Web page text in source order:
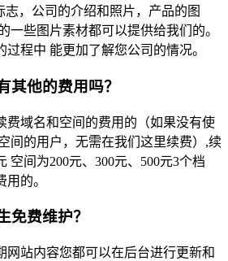
志，公司的介绍和照片，产品的图
一些图片素材都可以提供给我们的。
过程中 能更加了解您公司的情况。
其他的费用吗？
费域名和空间的费用的（如果没有使
间的用户，无需在我们这里续费）,续
空间为200元、300元、500元3个档
的。
免费维护？
网站内容您都可以在后台进行更新和